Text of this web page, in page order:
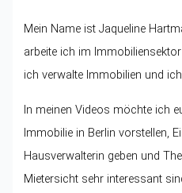
Mein Name ist Jaqueline
arbeite ich im
ich verwalte Immobilien und
In meinen Videos möchte ich
Immobilie in Berlin vorstellen,
Hausverwalterin geben und
Mietersicht sehr interessant